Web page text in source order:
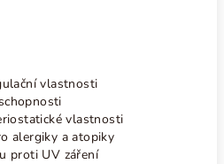
vlastnosti
vlastnosti
alergiky a atopiky
proti UV záření